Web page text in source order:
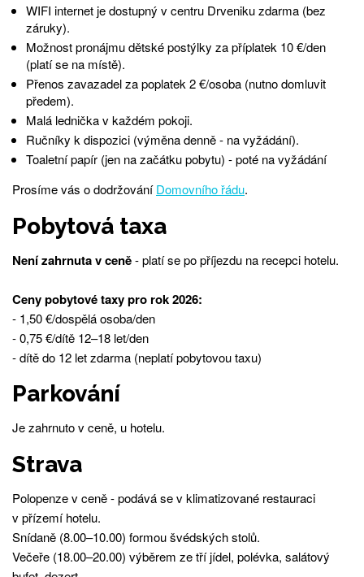
WIFI internet je dostupný v centru Drveniku zdarma (bez
záruky).
Možnost pronájmu dětské postýlky za příplatek 10 €/den
(platí se na místě).
Přenos zavazadel za poplatek 2 €/osoba (nutno domluvit
předem).
Malá lednička v každém pokoji.
Ručníky k dispozici (výměna denně - na vyžádání).
Toaletní papír (jen na začátku pobytu) - poté na vyžádání
Prosíme vás o dodržováníDomovního řádu.
Pobytová taxa
Není zahrnuta v ceně- platí se po příjezdu na recepci hotelu.
Ceny pobytové taxy pro rok 2026:
- 1,50 €/dospělá osoba/den
- 0,75 €/dítě 12–18 let/den
- dítě do 12 let zdarma (neplatí pobytovou taxu)
Parkování
Je zahrnuto v ceně, u hotelu.
Strava
Polopenze v ceně - podává se v klimatizované restauraci
v přízemí hotelu.
Snídaně (8.00–10.00) formou švédských stolů.
Večeře (18.00–20.00) výběrem ze tří jídel, polévka, salátový